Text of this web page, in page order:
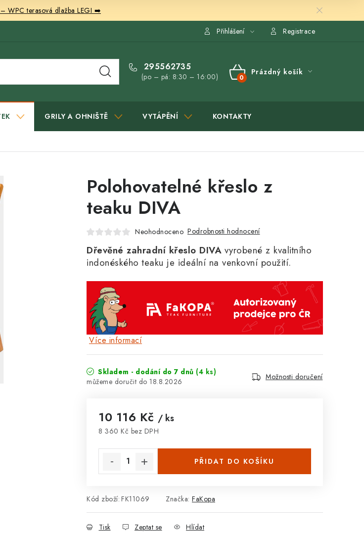
WPC terasová dlažba LEGI ➡️
Přihlášení Registrace
295562735
(po – pá: 8:30 – 16:00)
NÁKUPNÍ
Prázdný košík
GRILY A OHNIŠTĚ VYTÁPĚNÍ KONTAKTY
Polohovatelné křeslo z
teaku DIVA
Neohodnoceno Podrobnosti hodnocení
Dřevěné zahradní křeslo DIVAvyrobené z kvalitního
indonéského teaku je ideální na venkovní použití.
Více informací
Skladem - dodání do 7 dnů (4 ks)
18.8.2026
Možnosti doručení
10 116 Kč / ks
8 360 Kč bez DPH
PŘIDAT DO KOŠÍKU
Kód zboží: FK11069 Značka: FaKopa
Tisk Zeptat se Hlídat